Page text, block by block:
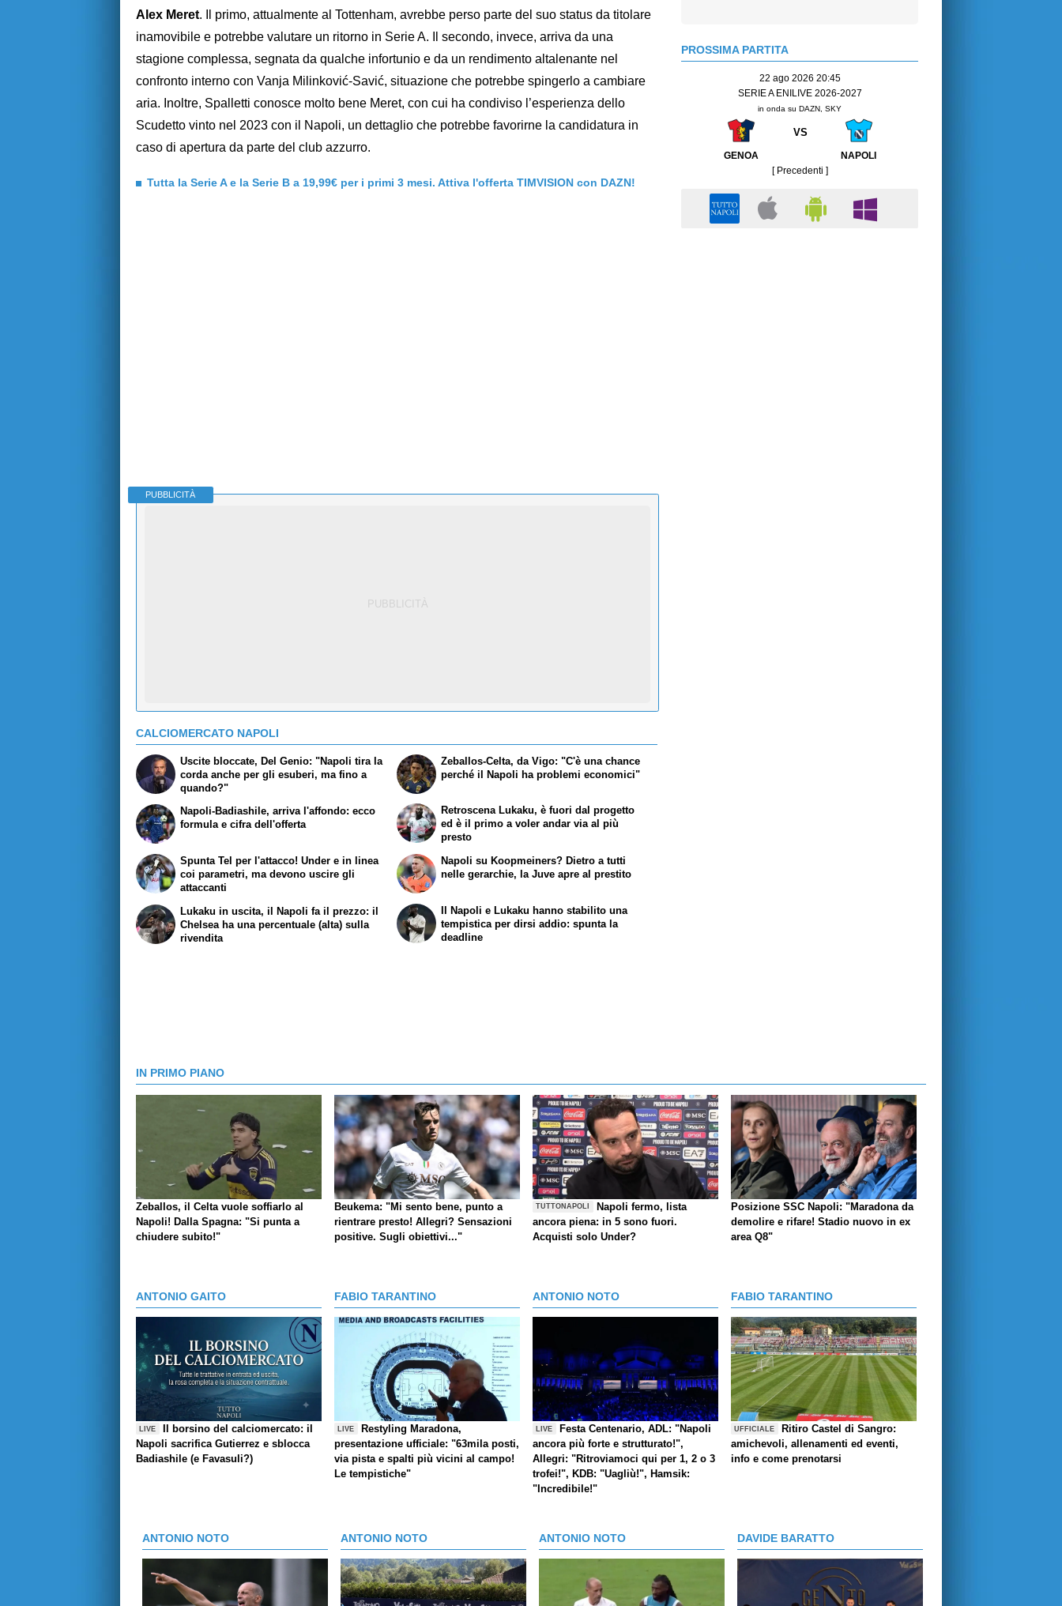
Alex Meret. Il primo, attualmente al Tottenham, avrebbe perso parte del suo status da titolare
inamovibile e potrebbe valutare un ritorno in Serie A. Il secondo, invece, arriva da una
stagione complessa, segnata da qualche infortunio e da un rendimento altalenante nel
confronto interno con Vanja Milinković-Savić, situazione che potrebbe spingerlo a cambiare
aria. Inoltre, Spalletti conosce molto bene Meret, con cui ha condiviso l’esperienza dello
Scudetto vinto nel 2023 con il Napoli, un dettaglio che potrebbe favorirne la candidatura in
caso di apertura da parte del club azzurro.
Tutta la Serie A e la Serie B a 19,99€ per i primi 3 mesi. Attiva l'offerta TIMVISION con DAZN!
PUBBLICITÀ
CALCIOMERCATO NAPOLI
Uscite bloccate, Del Genio: "Napoli tira la
corda anche per gli esuberi, ma fino a
quando?"
Napoli-Badiashile, arriva l'affondo: ecco
formula e cifra dell'offerta
Zeballos-Celta, da Vigo: "C'è una chance
perché il Napoli ha problemi economici"
Retroscena Lukaku, è fuori dal progetto
ed è il primo a voler andar via al più
presto
Spunta Tel per l'attacco! Under e in linea
coi parametri, ma devono uscire gli
attaccanti
Lukaku in uscita, il Napoli fa il prezzo: il
Chelsea ha una percentuale (alta) sulla
rivendita
Napoli su Koopmeiners? Dietro a tutti
nelle gerarchie, la Juve apre al prestito
Il Napoli e Lukaku hanno stabilito una
tempistica per dirsi addio: spunta la
deadline
PROSSIMA PARTITA
22 ago 2026 20:45
SERIE A ENILIVE 2026-2027
in onda su DAZN, SKY
VS
GENOA
NAPOLI
[ Precedenti ]
IN PRIMO PIANO
Zeballos, il Celta vuole soffiarlo al
Napoli! Dalla Spagna: "Si punta a
chiudere subito!"
Beukema: "Mi sento bene, punto a
rientrare presto! Allegri? Sensazioni
positive. Sugli obiettivi..."
TUTTONAPOLI
Napoli fermo, lista
ancora piena: in 5 sono fuori.
Acquisti solo Under?
Posizione SSC Napoli: "Maradona da
demolire e rifare! Stadio nuovo in ex
area Q8"
ANTONIO GAITO
LIVE
Il borsino del calciomercato: il
Napoli sacrifica Gutierrez e sblocca
Badiashile (e Favasuli?)
FABIO TARANTINO
LIVE
Restyling Maradona,
presentazione ufficiale: "63mila posti,
via pista e spalti più vicini al campo!
Le tempistiche"
ANTONIO NOTO
LIVE
Festa Centenario, ADL: "Napoli
ancora più forte e strutturato!",
Allegri: "Ritroviamoci qui per 1, 2 o 3
trofei!", KDB: "Uagliù!", Hamsik:
"Incredibile!"
FABIO TARANTINO
UFFICIALE
Ritiro Castel di Sangro:
amichevoli, allenamenti ed eventi,
info e come prenotarsi
ANTONIO NOTO ANTONIO NOTO ANTONIO NOTO DAVIDE BARATTO